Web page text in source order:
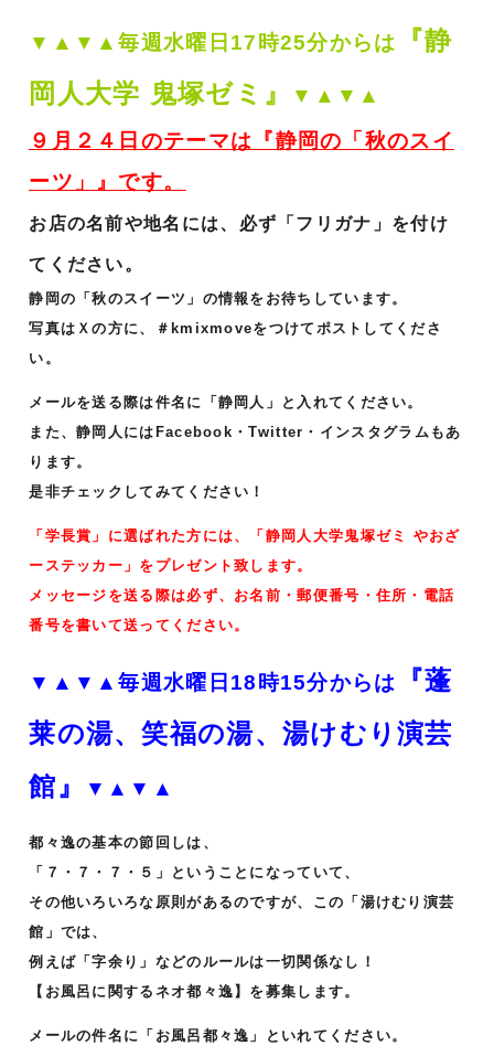
▼▲▼▲毎週水曜日17時25分からは
『静
岡人大学 鬼塚ゼミ』
▼▲▼▲
９月２４日のテーマは『静岡の「秋のスイ
ーツ」』です。
お店の名前や地名には、必ず「フリガナ」を付け
てください。
静岡の「秋のスイーツ」の情報をお待ちしています。
写真はＸの方に、＃kmixmoveをつけて ポストしてくださ
い。
メールを送る際は件名に「静岡人」と入れてください。
また、静岡人にはFacebook・Twitter・インスタグラムもあ
ります。
是非チェックしてみてください！
「学長賞」に選ばれた方には、「静岡人大学鬼塚ゼミ やおざ
ーステッカー」をプレゼント致します。
メッセージを送る際は必ず、お名前・郵便番号・住所・電話
番号を書いて送ってください。
▼▲▼▲毎週水曜日18時15分からは
『蓬
莱の湯、笑福の湯、湯けむり演芸
館』
▼▲▼▲
都々逸の基本の節回しは、
「７・７・７・５」ということになっていて、
その他いろいろな原則があるのですが、この「湯けむり演芸
館」では、
例えば「字余り」などのルールは一切関係なし！
【お風呂に関するネオ都々逸】を募集します。
メールの件名に「お風呂都々逸」といれてください。